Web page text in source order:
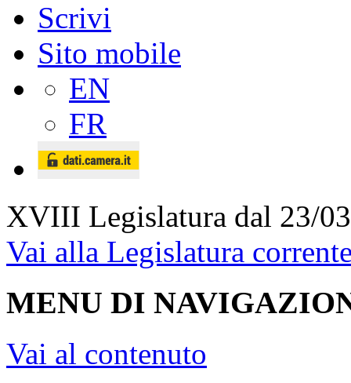
Scrivi
Sito mobile
EN
FR
XVIII Legislatura dal 23/
Vai alla Legislatura
MENU DI
Vai al contenuto